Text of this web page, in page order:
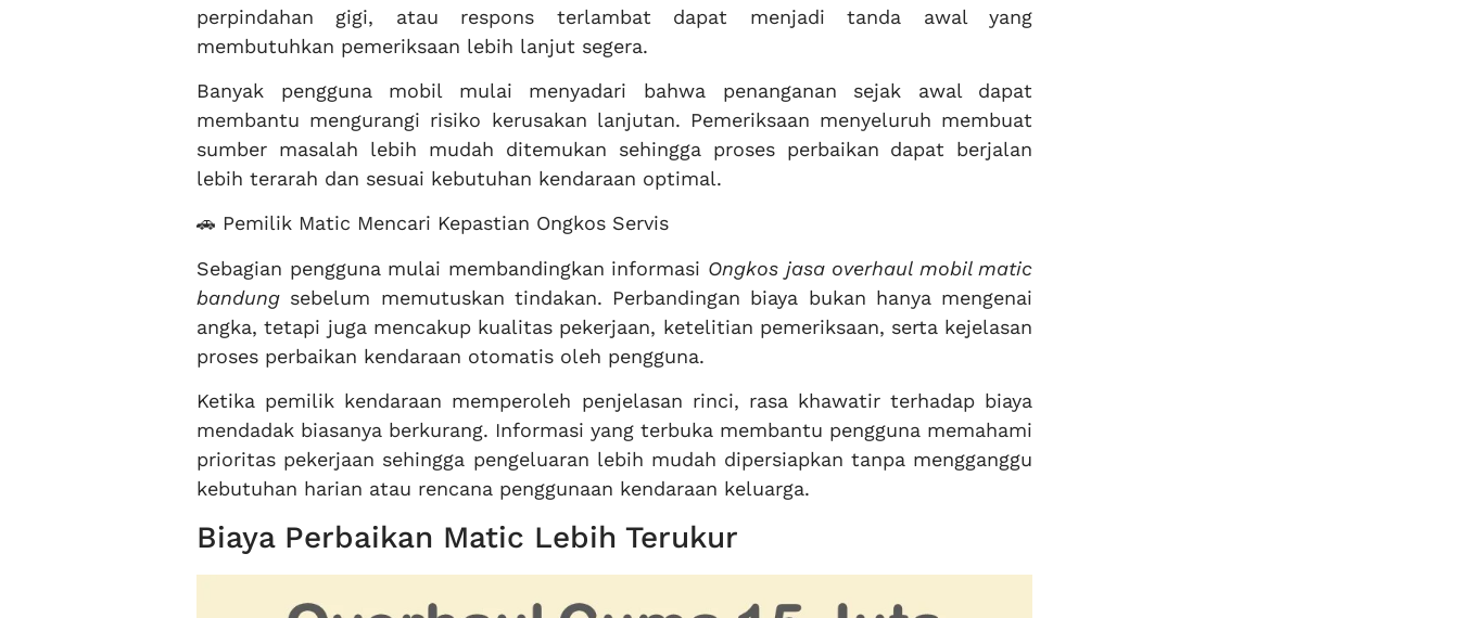
perpindahan gigi, atau respons terlambat dapat menjadi tanda awal yang
membutuhkan pemeriksaan lebih lanjut segera.
Banyak pengguna mobil mulai menyadari bahwa penanganan sejak awal dapat
membantu mengurangi risiko kerusakan lanjutan. Pemeriksaan menyeluruh membuat
sumber masalah lebih mudah ditemukan sehingga proses perbaikan dapat berjalan
lebih terarah dan sesuai kebutuhan kendaraan optimal.
🚗 Pemilik Matic Mencari Kepastian Ongkos Servis
Sebagian pengguna mulai membandingkan informasi Ongkos jasa overhaul mobil matic
bandung sebelum memutuskan tindakan. Perbandingan biaya bukan hanya mengenai
angka, tetapi juga mencakup kualitas pekerjaan, ketelitian pemeriksaan, serta kejelasan
proses perbaikan kendaraan otomatis oleh pengguna.
Ketika pemilik kendaraan memperoleh penjelasan rinci, rasa khawatir terhadap biaya
mendadak biasanya berkurang. Informasi yang terbuka membantu pengguna memahami
prioritas pekerjaan sehingga pengeluaran lebih mudah dipersiapkan tanpa mengganggu
kebutuhan harian atau rencana penggunaan kendaraan keluarga.
Biaya Perbaikan Matic Lebih Terukur